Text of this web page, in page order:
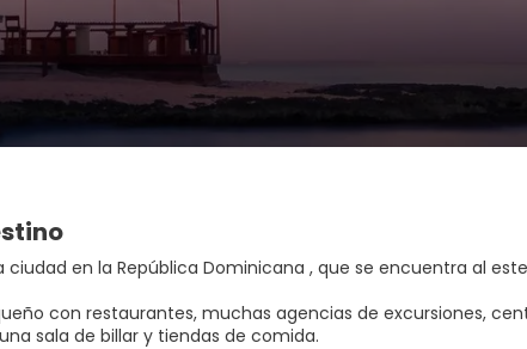
ciudad en la República Dominicana , que se encuentra al
con restaurantes, muchas agencias de excursiones,
sala de billar y tiendas de comida.